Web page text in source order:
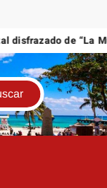
de “La